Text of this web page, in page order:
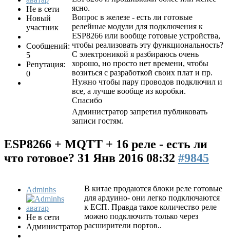
Не в сети
Новый
участник
Сообщений:
5
Репутация:
0
ясно.
Вопрос в железе - есть ли готовые
релейные модули для подключения к
ESP8266 или вообще готовые устройства,
чтобы реализовать эту функциональность?
С электроникой я разбираюсь очень
хорошо, но просто нет времени, чтобы
возиться с разработкой своих плат и пр.
Нужно чтобы пару проводов подключил и
все, а лучше вообще из коробки.
Спасибо
Администратор запретил публиковать
записи гостям.
ESP8266 + MQTT + 16 реле - есть ли
что готовое? 31 Янв 2016 08:32 #9845
Adminhs
Не в сети
Администратор
В китае продаются блоки реле готовые
для ардуино- они легко подключаются
к ЕСП. Правда такое количество реле
можно подключить только через
расширители портов..